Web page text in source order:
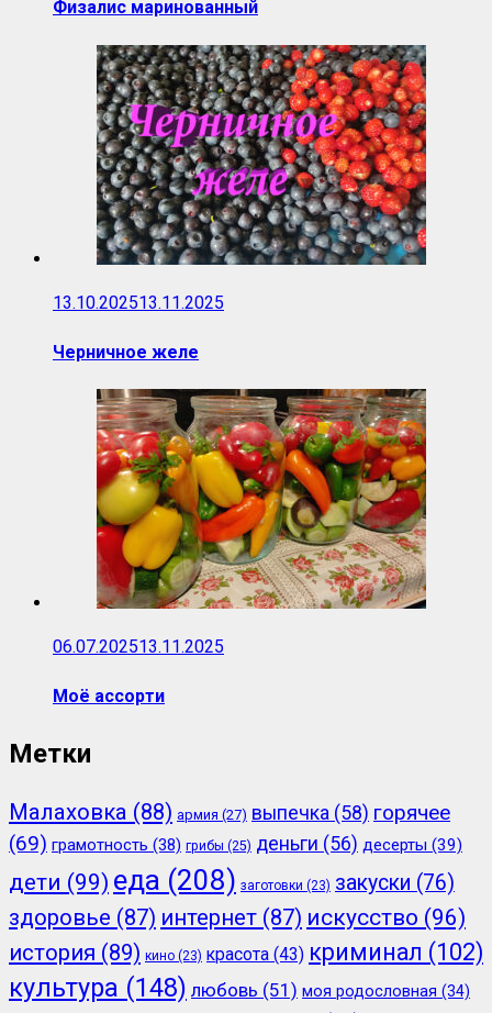
Физалис маринованный
13.10.202513.11.2025
Черничное желе
06.07.202513.11.2025
Моё ассорти
Метки
Малаховка (88) армия (27) выпечка (58) горячее
(69) грамотность (38) грибы (25) деньги (56) десерты (39)
дети (99) еда (208) заготовки (23) закуски (76)
здоровье (87) интернет (87) искусство (96)
история (89) кино (23) красота (43) криминал (102)
культура (148) любовь (51) моя родословная (34)